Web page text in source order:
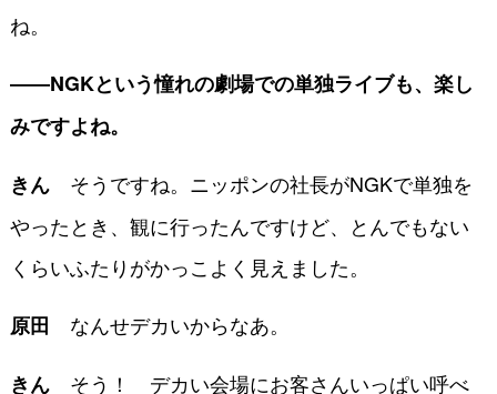
ね。
――NGKという憧れの劇場での単独ライブも、楽し
みですよね。
きんそうですね。ニッポンの社長がNGKで単独を
やったとき、観に行ったんですけど、とんでもない
くらいふたりがかっこよく見えました。
原田 なんせデカいからなあ。
きんそう！ デカい会場にお客さんいっぱい呼べ